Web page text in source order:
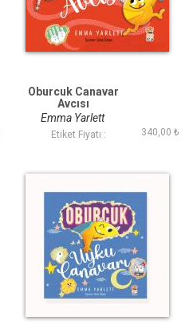
Oburcuk Canavar
Avcısı
Emma Yarlett
Etiket Fiyatı : 340,00 ₺